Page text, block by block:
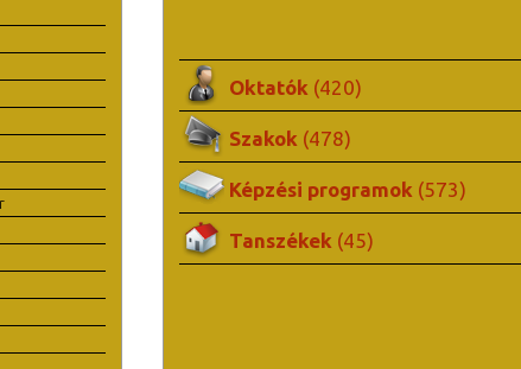
Oktatók (420)
Szakok (478)
Képzési programok (573)
Tanszékek (45)